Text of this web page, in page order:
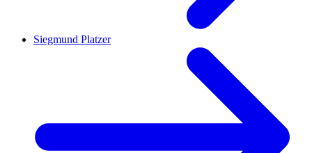
Siegmund Platzer